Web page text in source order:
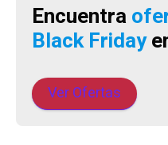
Encuentra
Black Friday
Ver Ofertas